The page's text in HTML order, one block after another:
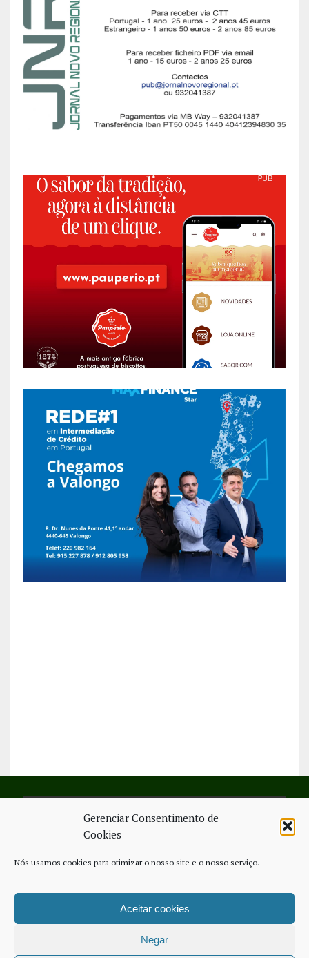
Gerenciar Consentimento de
Cookies
Nós usamos cookies para otimizar o nosso site e o nosso serviço.
Aceitar cookies
Negar
SIGA-NOS NO FACEBOOK
ESTATUTO EDITORIAL
CONTACTE-NOS
COPYRIGHT © 2026 - JORNAL NOVO REGIONAL | POWERED BY